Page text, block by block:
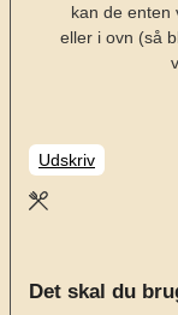
kan de enten
eller i ovn (så
Udskriv
Det skal du